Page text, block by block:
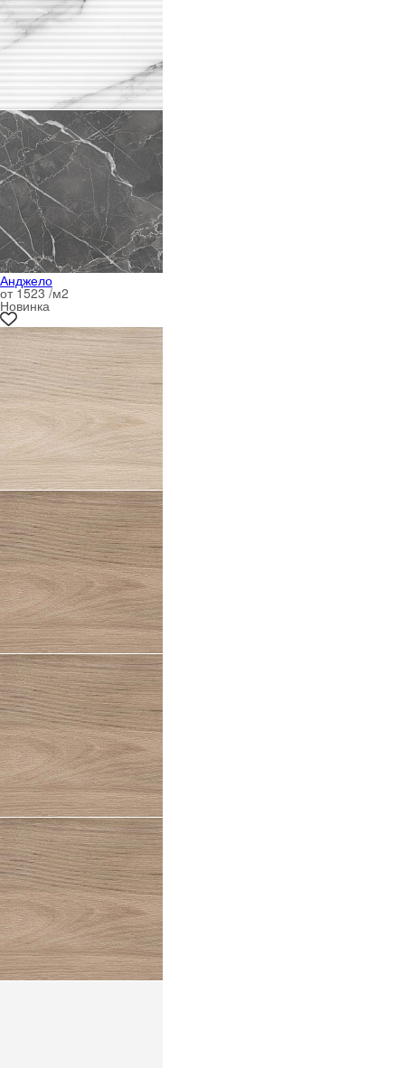
Анджело
от 1523 /м2
Новинка